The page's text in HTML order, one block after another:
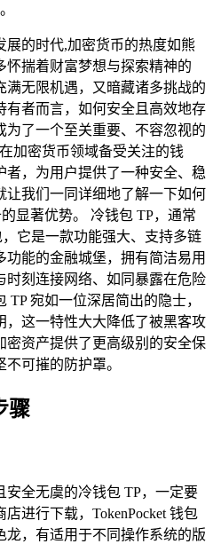
展的时代,加密货币的热度如熊
怀揣着财富梦想与探索精神的
满无限机遇，又暗藏诸多挑战的
有者而言，如何安全且高效地存
了一个至关重要、不容忽视的
加密货币领域备受关注的钱
，为用户提供了一种安全、稳
让我们一同详细地了解一下如何
显著优势。 冷钱包 TP，通常
，它是一款功能强大、支持多链
能的金融城堡，拥有简洁易用
时刻连接网络、如同暴露在危险
宛如一位深居简出的隐士，
，这一特性大大降低了被黑客攻
密资产提供了更高级别的安全保
可摧的防护罩。
骤
安全无虞的冷钱包 TP，一定要
进行下载，TokenPocket 钱包
，有适用于不同操作系统的版